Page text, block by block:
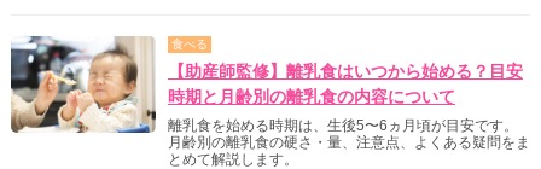
食べる
【助産師監修】離乳食はいつから始める？目安
時期と月齢別の離乳食の内容について
離乳食を始める時期は、生後5〜6ヵ月頃が目安です。
月齢別の離乳食の硬さ・量、注意点、よくある疑問をま
とめて解説します。